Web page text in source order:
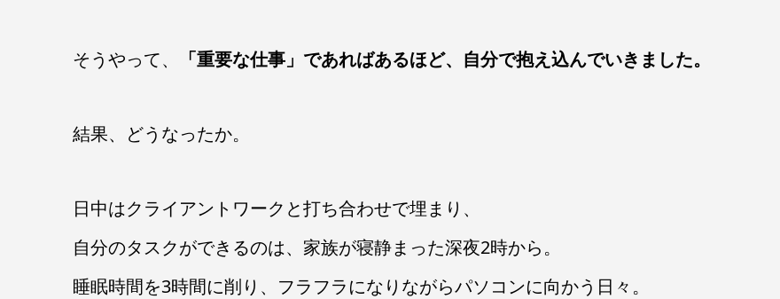
そうやって、 「重要な仕事」であればあるほど、自分で抱え込んでいきました。
結果、どうなったか。
日中はクライアントワークと打ち合わせで埋まり、
自分のタスクができるのは、家族が寝静まった深夜2時から。
睡眠時間を3時間に削り、フラフラになりながらパソコンに向かう日々。